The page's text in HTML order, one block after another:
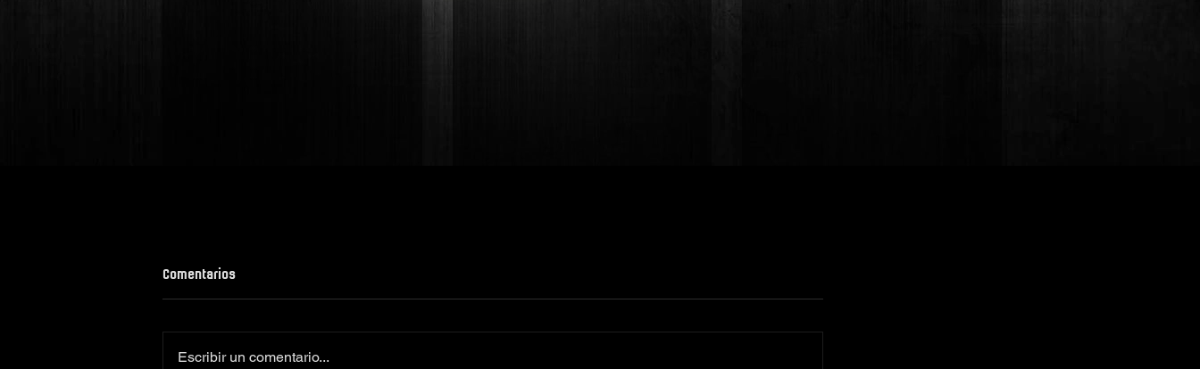
Comentarios
Escribir un comentario...